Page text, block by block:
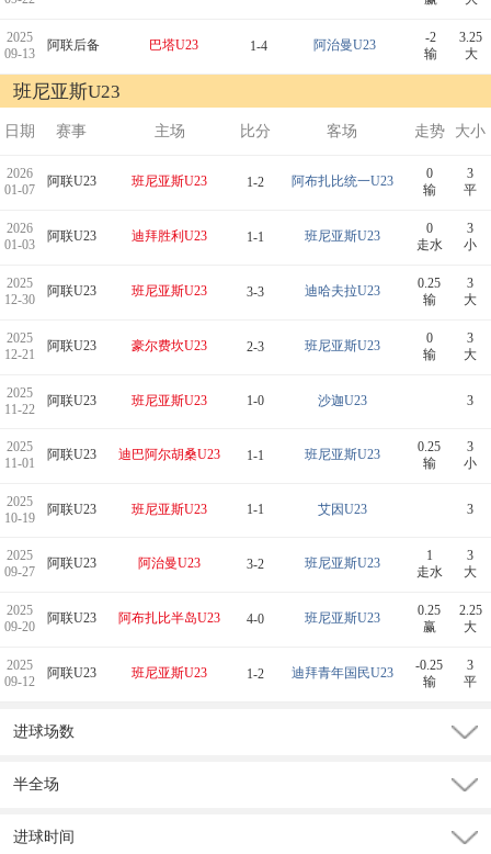
2025
09-13
阿联后备 巴塔U23 1-4 阿治曼U23
-2
输
3.25
大
班尼亚斯U23
日期 赛事 主场 比分 客场 走势 大小
2026
01-07
阿联U23 班尼亚斯U23 1-2 阿布扎比统一U23
0
输
3
平
2026
01-03
阿联U23 迪拜胜利U23 1-1 班尼亚斯U23
0
走水
3
小
2025
12-30
阿联U23 班尼亚斯U23 3-3 迪哈夫拉U23
0.25
输
3
大
2025
12-21
阿联U23 豪尔费坎U23 2-3 班尼亚斯U23
0
输
3
大
2025
11-22
阿联U23 班尼亚斯U23 1-0 沙迦U23 3
2025
11-01
阿联U23 迪巴阿尔胡桑U23 1-1 班尼亚斯U23
0.25
输
3
小
2025
10-19
阿联U23 班尼亚斯U23 1-1 艾因U23 3
2025
09-27
阿联U23 阿治曼U23 3-2 班尼亚斯U23
1
走水
3
大
2025
09-20
阿联U23 阿布扎比半岛U23 4-0 班尼亚斯U23
0.25
赢
2.25
大
2025
09-12
阿联U23 班尼亚斯U23 1-2 迪拜青年国民U23
-0.25
输
3
平
进球场数
半全场
进球时间